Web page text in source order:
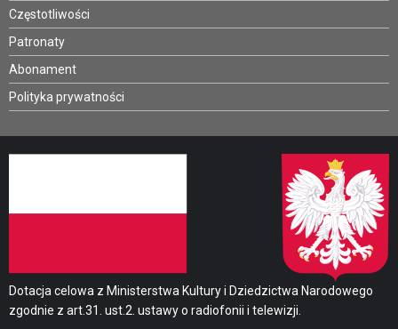
Częstotliwości
Patronaty
Abonament
Polityka prywatności
Dotacja celowa z Ministerstwa Kultury i Dziedzictwa Narodowego
zgodnie z art.31. ust.2. ustawy o radiofonii i telewizji.